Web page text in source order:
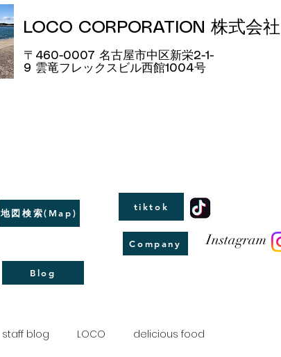
LOCO CORPORATION 株式会社
〒460-0007 名古屋市中区新栄2-1-
9​ 雲竜フレックスビル西館1004号
地図検索(Map)
Blog
tiktok
Company Instagram
staff blog LOCO delicious food